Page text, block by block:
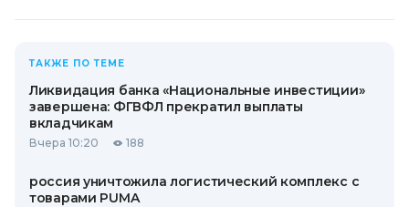
ТАКЖЕ ПО ТЕМЕ
Ликвидация банка «Национальные инвестиции»
завершена: ФГВФЛ прекратил выплаты
вкладчикам
Вчера 10:20 188
россия уничтожила логистический комплекс с
товарами PUMA